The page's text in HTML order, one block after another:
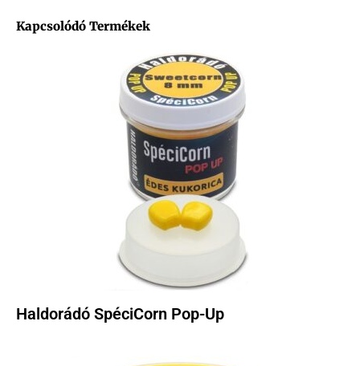
Kapcsolódó Termékek
Haldorádó SpéciCorn Pop-Up